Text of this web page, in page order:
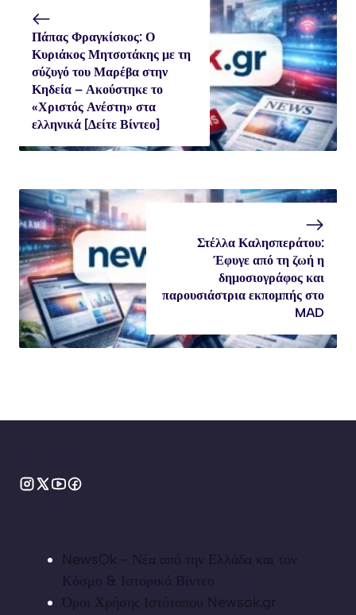
Πάπας Φραγκίσκος: Ο
Κυριάκος Μητσοτάκης με τη
σύζυγό του Μαρέβα στην
Κηδεία – Ακούστηκε το
«Χριστός Ανέστη» στα
ελληνικά [Δείτε Βίντεο]
Στέλλα Καλησπεράτου:
Έφυγε από τη ζωή η
δημοσιογράφος και
παρουσιάστρια εκπομπής στο
MAD
NewsOk - Νέα από την Ελλάδα και τον
Κόσμο & Ιστορικά Βίντεο
Όροι Χρήσης Ιστότοπου Newsok.gr